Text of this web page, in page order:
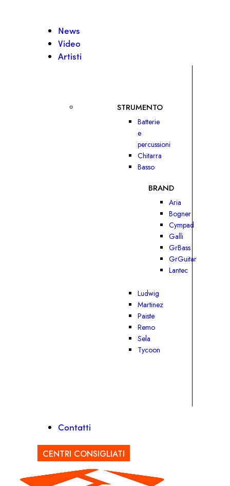
News
Video
Artisti
STRUMENTO
Batterie
e
percussioni
Chitarra
Basso
BRAND
Aria
Bogner
Cympad
Galli
GrBass
GrGuitar
Lantec
Ludwig
Martinez
Paiste
Remo
Sela
Tycoon
Contatti
CENTRI CONSIGLIATI